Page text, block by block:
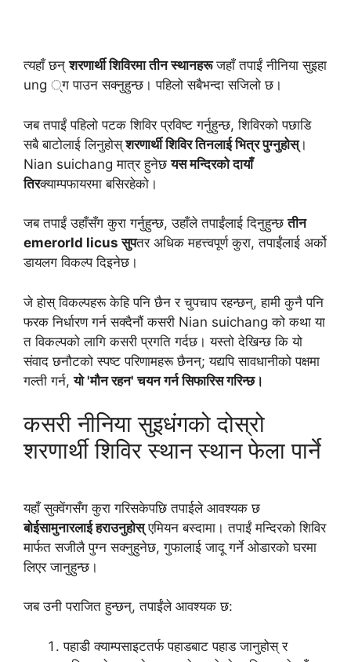
त्यहाँ छन्शरणार्थी शिविरमा तीन स्थानहरूजहाँ तपाईं नीनिया सुइहा
ung ्ग पाउन सक्नुहुन्छ। पहिलो सबैभन्दा सजिलो छ।
जब तपाईं पहिलो पटक शिविर प्रविष्ट गर्नुहुन्छ, शिविरको पछाडि
सबै बाटोलाई लिनुहोस्शरणार्थी शिविर तिनलाई भित्र पुग्नुहोस्।
Nian suichang मात्र हुनेछयस मन्दिरको दायाँ
तिरक्याम्पफायरमा बसिरहेको।
जब तपाईं उहाँसँग कुरा गर्नुहुन्छ, उहाँले तपाईंलाई दिनुहुन्छतीन
emerorld licus सुपतर अधिक महत्त्वपूर्ण कुरा, तपाईंलाई अर्को
डायलग विकल्प दिइनेछ।
जे होस् विकल्पहरू केहि पनि छैन र चुपचाप रहन्छन्, हामी कुनै पनि
फरक निर्धारण गर्न सक्दैनौं कसरी Nian suichang को कथा या
त विकल्पको लागि कसरी प्रगति गर्दछ। यस्तो देखिन्छ कि यो
संवाद छनौटको स्पष्ट परिणामहरू छैनन्; यद्यपि सावधानीको पक्षमा
गल्ती गर्न,यो 'मौन रहन' चयन गर्न सिफारिस गरिन्छ।
कसरी नीनिया सुइधंगको दोस्रो
शरणार्थी शिविर स्थान स्थान फेला पार्ने
यहाँ सुक्वेंगसँग कुरा गरिसकेपछि तपाईले आवश्यक छ
बोईसामुनारलाई हराउनुहोस्एमियन बस्दामा। तपाईं मन्दिरको शिविर
मार्फत सजीलै पुग्न सक्नुहुनेछ, गुफालाई जादू गर्ने ओडारको घरमा
लिएर जानुहुन्छ।
जब उनी पराजित हुन्छन्, तपाईंले आवश्यक छ:
पहाडी क्याम्पसाइटतर्फ पहाडबाट पहाड जानुहोस् र